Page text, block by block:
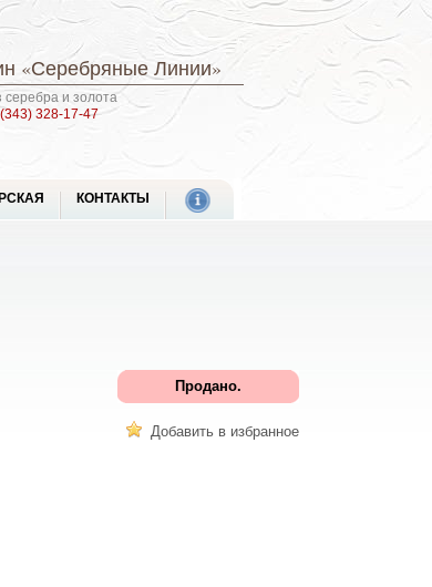
«Серебряные Линии»
и золота
328-17-47
КОНТАКТЫ
Продано.
Добавить в избранное